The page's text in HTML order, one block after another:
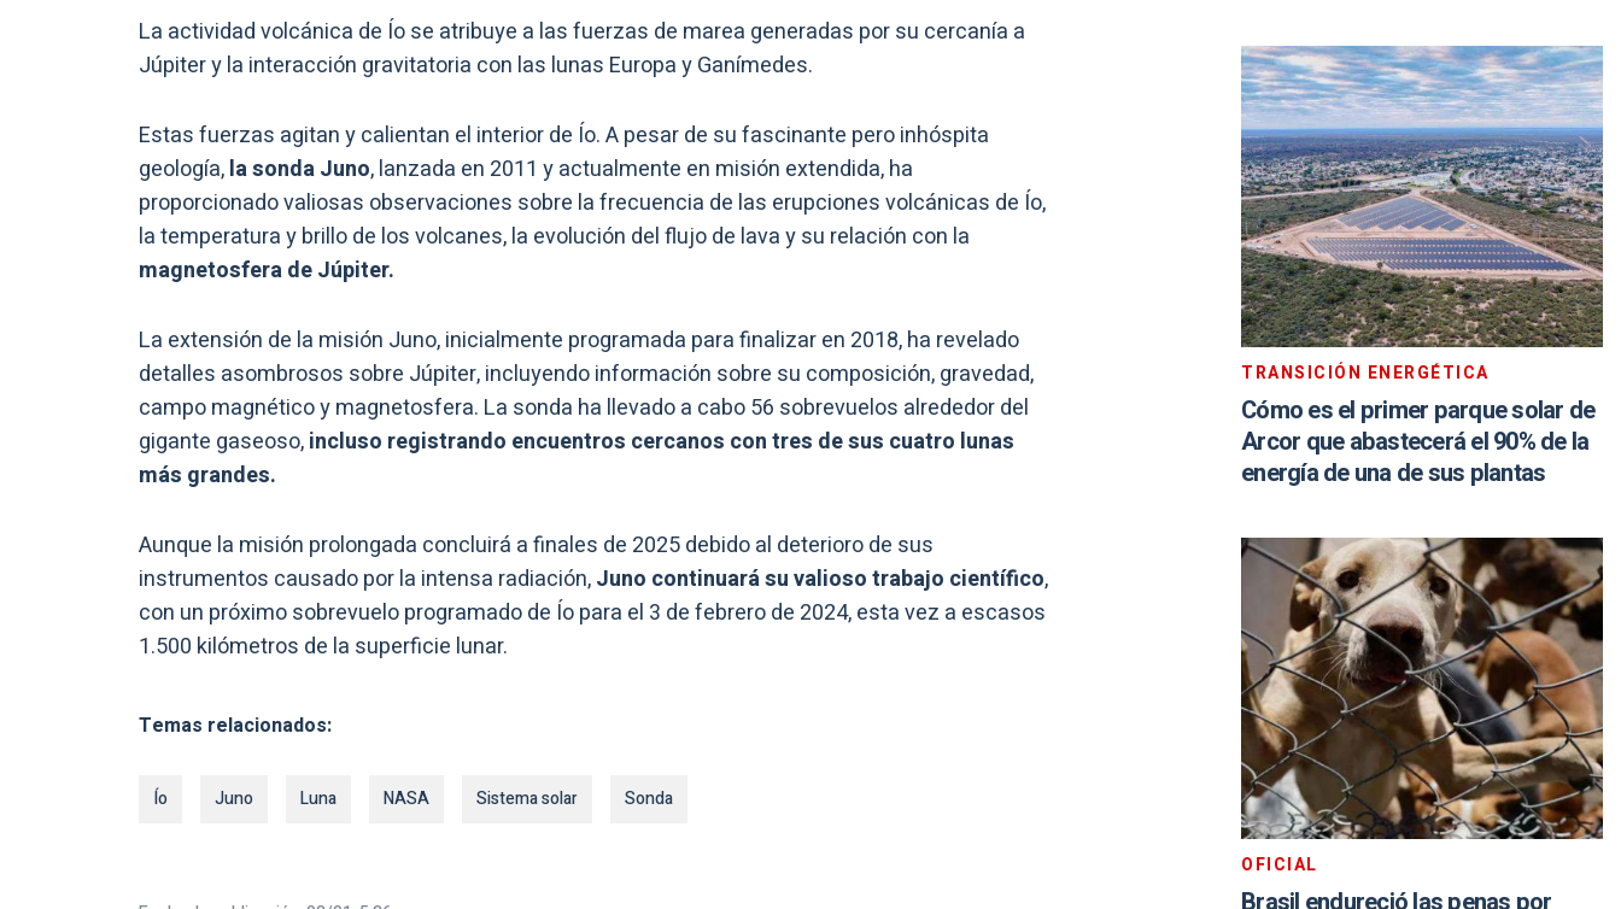
La actividad volcánica de Ío se atribuye a las fuerzas de marea generadas por su cercanía a
Júpiter y la interacción gravitatoria con las lunas Europa y Ganímedes.
Estas fuerzas agitan y calientan el interior de Ío. A pesar de su fascinante pero inhóspita
geología,la sonda Juno, lanzada en 2011 y actualmente en misión extendida, ha
proporcionado valiosas observaciones sobre la frecuencia de las erupciones volcánicas de Ío,
la temperatura y brillo de los volcanes, la evolución del flujo de lava y su relación con la
magnetosfera de Júpiter.
La extensión de la misión Juno, inicialmente programada para finalizar en 2018, ha revelado
detalles asombrosos sobre Júpiter, incluyendo información sobre su composición, gravedad,
campo magnético y magnetosfera. La sonda ha llevado a cabo 56 sobrevuelos alrededor del
gigante gaseoso,incluso registrando encuentros cercanos con tres de sus cuatro lunas
más grandes.
Aunque la misión prolongada concluirá a finales de 2025 debido al deterioro de sus
instrumentos causado por la intensa radiación,Juno continuará su valioso trabajo científico,
con un próximo sobrevuelo programado de Ío para el 3 de febrero de 2024, esta vez a escasos
1.500 kilómetros de la superficie lunar.
Temas relacionados:
Ío Juno Luna NASA Sistema solar Sonda
TRANSICIÓN ENERGÉTICA
Cómo es el primer parque solar de
Arcor que abastecerá el 90% de la
energía de una de sus plantas
OFICIAL